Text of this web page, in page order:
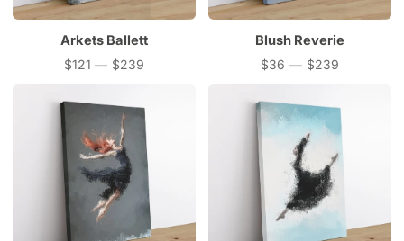
Arkets Ballett
Preis
$121 — $239
Blush Reverie
Preis
$36 — $239